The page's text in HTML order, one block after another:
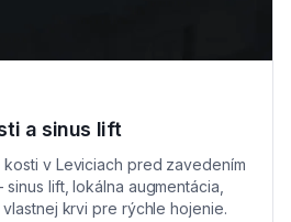
a sinus lift
v Leviciach pred zavedením
lift, lokálna augmentácia,
krvi pre rýchle hojenie.